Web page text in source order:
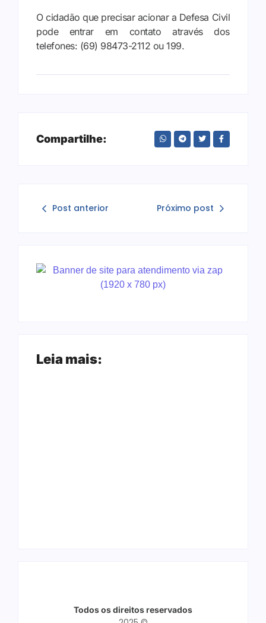
O cidadão que precisar acionar a Defesa Civil
pode entrar em contato através dos
telefones: (69) 98473-2112 ou 199.
Compartilhe:
Post anterior Próximo post
Leia mais:
Todos os direitos reservados